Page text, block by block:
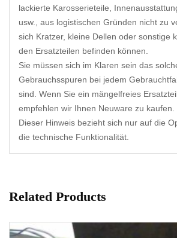
lackierte Karosserieteile,
usw., aus logistischen Gründen nicht zu
sich Kratzer, kleine Dellen oder sonstige
den Ersatzteilen befinden können.
Sie müssen sich im Klaren sein das
Gebrauchsspuren bei jedem
sind. Wenn Sie ein mängelfreies
empfehlen wir Ihnen Neuware zu kaufen.
Dieser Hinweis bezieht sich nur auf die
die technische Funktionalität.
Related Products